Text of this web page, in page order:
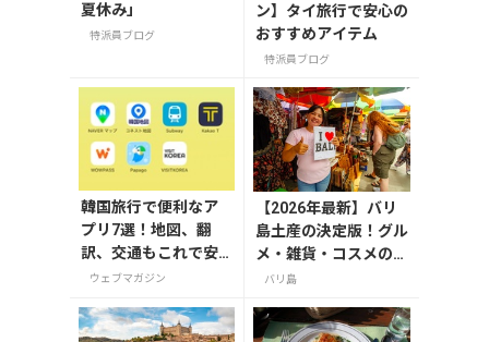
夏休み」
特派員ブログ
ン】タイ旅行で安心の
おすすめアイテム
特派員ブログ
韓国旅行で便利なア
プリ7選！地図、翻
訳、交通もこれで安
心ウェブマガジン
【2026年最新】バリ
島土産の決定版！グル
メ・雑貨・コスメのお
すすめ20選
バリ島